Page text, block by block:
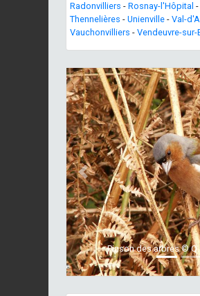
Radonvilliers - Rosnay-l'Hôpital -
Thennelières - Unienville - Val-
Vauchonvilliers - Vendeuvre-sur-
Pinson des arbres © Q.
Previous